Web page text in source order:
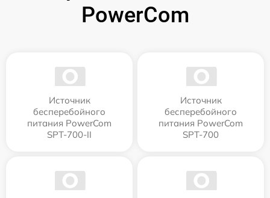
PowerCom
Источник
бесперебойного
питания PowerCom
SPT-700-II
Источник
бесперебойного
питания PowerCom
SPT-700